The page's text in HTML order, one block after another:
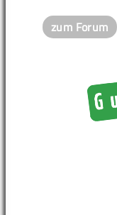
zum Forum